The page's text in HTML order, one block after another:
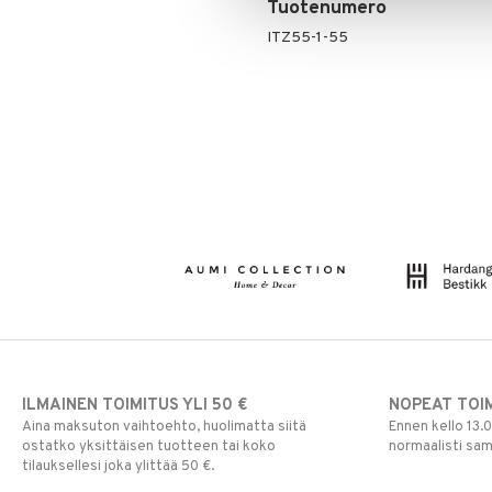
Tuotenumero
ITZ55-1-55
ILMAINEN TOIMITUS YLI 50 €
Aina maksuton vaihtoehto, huolimatta siitä
ostatko yksittäisen tuotteen tai koko
tilauksellesi joka ylittää 50 €.
NOPEAT
Ennen kello
normaalisti